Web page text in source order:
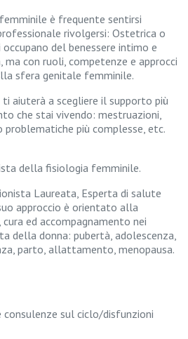
è frequente sentirsi
rivolgersi: Ostetrica o
del benessere intimo e
con ruoli, competenze e approcci
sfera genitale femminile.
aiuterà a scegliere il supporto più
che stai vivendo: mestruazioni,
problematiche più complesse, etc.
della fisiologia femminile.
Laureata, Esperta di salute
approccio è orientato alla
ed accompagnamento nei
della donna: pubertà, adolescenza,
parto, allattamento, menopausa.
consulenze sul ciclo/disfunzioni